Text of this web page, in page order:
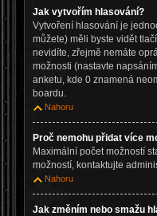
Jak vytvořím hlasování?
Vytvoření hlasování je
můžete) měli byste vidět
nevidíte, zřejmě nemáte
možnosti (nastavte
anketu, kde 0 znamená
boardu.
Nahoru
Proč nemohu přidat více
Maximální počet možností
možností, kontaktujte
Nahoru
Jak změním nebo smažu